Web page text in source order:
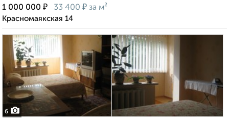
1 000 000 ₽ 33 400 ₽ за м²
Красномаякская 14
6